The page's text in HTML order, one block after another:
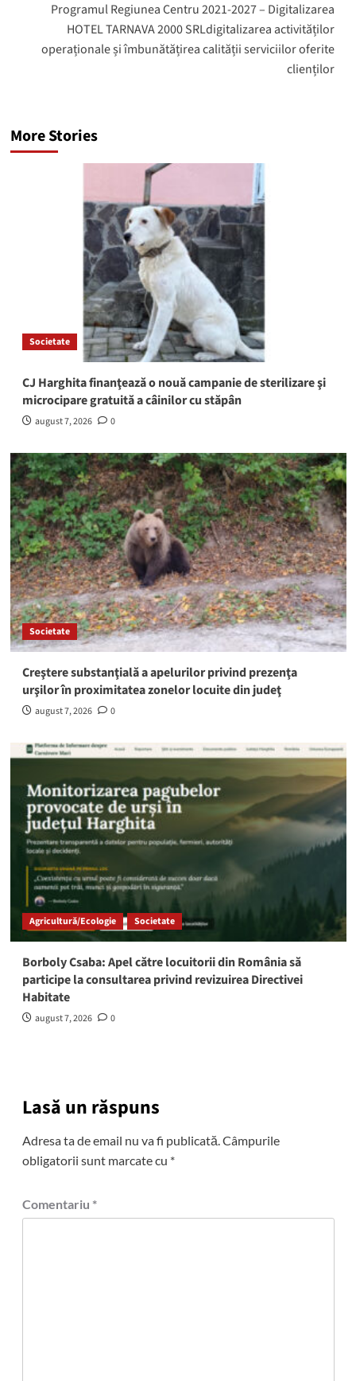
Programul Regiunea Centru 2021-2027 – Digitalizarea
HOTEL TARNAVA 2000 SRLdigitalizarea activităților
operaționale și îmbunătățirea calității serviciilor oferite
clienților
More Stories
Societate
CJ Harghita finanţează o nouă campanie de sterilizare şi
microcipare gratuită a câinilor cu stăpân
august 7, 2026 0
Societate
Creştere substanţială a apelurilor privind prezenţa
urşilor în proximitatea zonelor locuite din judeţ
august 7, 2026 0
Agricultură/Ecologie Societate
Borboly Csaba: Apel către locuitorii din România să
participe la consultarea privind revizuirea Directivei
Habitate
august 7, 2026 0
Lasă un răspuns
Adresa ta de email nu va fi publicată.Câmpurile
obligatorii sunt marcate cu *
Comentariu *